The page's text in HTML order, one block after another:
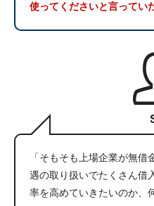
使ってくださいと言ってい
「そもそも上場企業が無
遇の取り扱いでたくさん借
率を高めていきたいのか、